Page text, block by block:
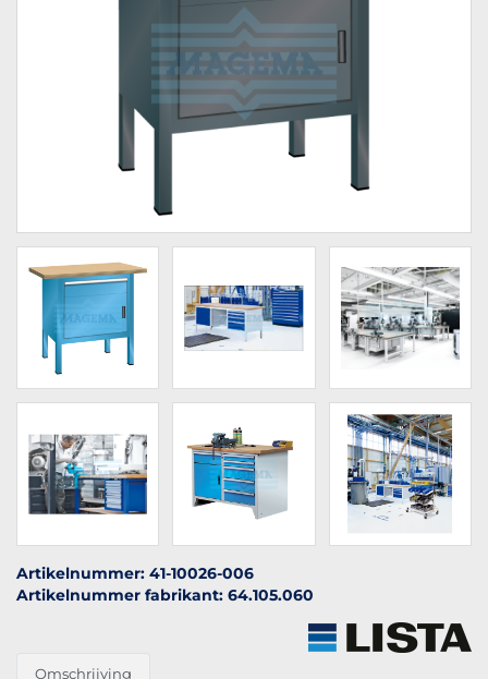
Artikelnummer: 41-10026-006
Artikelnummer fabrikant: 64.105.060
Omschrijving